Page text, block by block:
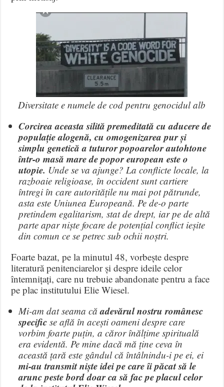
Diversitate e numele de cod pentru genocidul alb
Corcirea aceasta silită premeditată cu aducere de
populație alogenă, cu omogenizarea pur și
simplu genetică a tuturor popoarelor autohtone
într-o masă mare de popor european este o
utopie. Unde se va ajunge? La conflicte locale, la
razboaie religioase, în occident sunt cartiere
întregi în care autoritățile nu mai pot pătrunde,
asta este Uniunea Europeană. Pe de-o parte
pretindem egalitarism, stat de drept, iar pe de altă
parte apar niște focare de potențial conflict ieșite
din comun ce se petrec sub ochii noștri.
Foarte bazat, pe la minutul 48, vorbește despre
literatură penitenciarelor și despre ideile celor
întemnițați, care nu trebuie abandonate pentru a face
pe plac institutului Elie Wiesel.
Mi-am dat seama căadevărul nostru românesc
specific se află în acești oameni despre care
vorbim foarte puțin, a căror înălțime spirituală
era evidentă. Pe mine dacă mă ține ceva în
această țară este gândul că întâlnindu-i pe ei, ei
mi-au transmit niște idei pe care îi păcat să le
arunc peste bord doar ca să fac pe placul celor